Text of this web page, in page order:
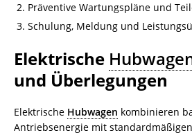
Präventive Wartungspläne und
Schulung, Meldung und
Elektrische
und Überlegungen
Elektrische Hubwagen kombinieren
Antriebsenergie mit